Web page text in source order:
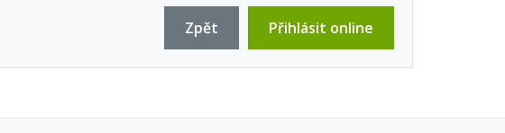
Přihlásit online
Zpět